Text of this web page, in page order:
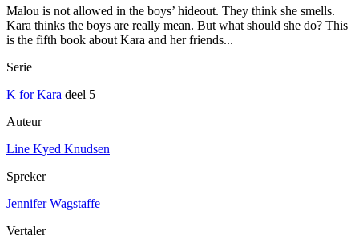
Malou is not allowed in the boys’ hideout. They think she smells.
Kara thinks the boys are really mean. But what should she do? This
is the fifth book about Kara and her friends...
Serie
K for Kara deel 5
Auteur
Line Kyed Knudsen
Spreker
Jennifer Wagstaffe
Vertaler